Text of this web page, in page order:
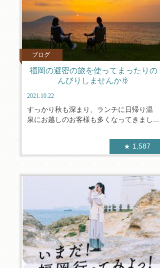
ブログ
福岡の避密の旅を使ってまったりの
んびりしませんか🚢
2021.10.22
すっかり秋も深まり、ランチに日帰り温
泉にお越しのお客様も多くなってきまし...
1,587